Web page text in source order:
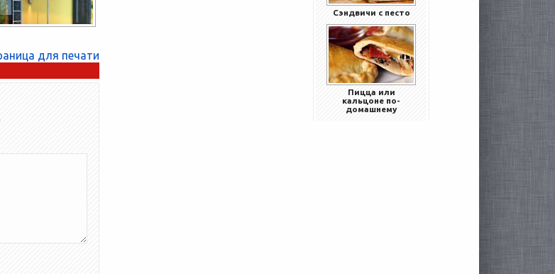
для печати
Сэндвичи с песто
Пицца или
кальцоне по-
домашнему